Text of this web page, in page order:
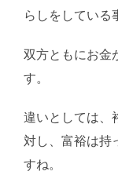
らしをしている
双方ともにお金
す。
違いとしては、
対し、富裕は持
すね。